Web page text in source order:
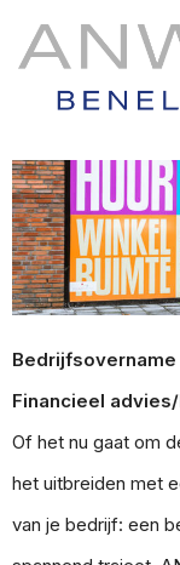
Financieel
Of het nu gaat om
het uitbreiden met
van je bedrijf: een